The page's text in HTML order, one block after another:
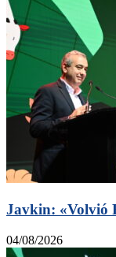
Javkin: «Volvió
04/08/2026